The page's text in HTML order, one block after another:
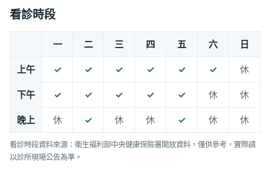
看診時段
一 二 三 四 五 六 日
上午 ✓ ✓ ✓ ✓ ✓ ✓ 休
下午 ✓ ✓ ✓ ✓ ✓ 休 休
晚上 休 ✓ 休 休 ✓ 休 休
看診時段資料來源：衛生福利部中央健康保險署開放資料，僅供參考，實際請
以診所現場公告為準。